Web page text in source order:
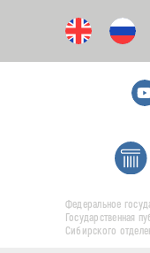
Федеральное
Государственная
Сибирского